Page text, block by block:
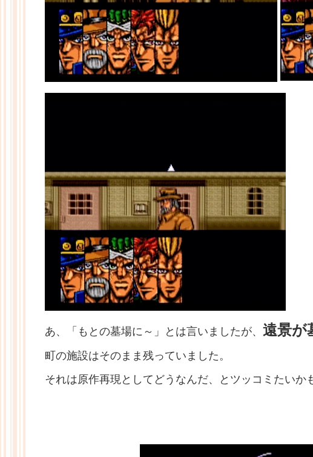
あ、「もとの墓場に～」とは言いましたが、 遠景が
町の施設はそのまま残っていました。
それは原作再現としてどうなんだ、とツッコミたい